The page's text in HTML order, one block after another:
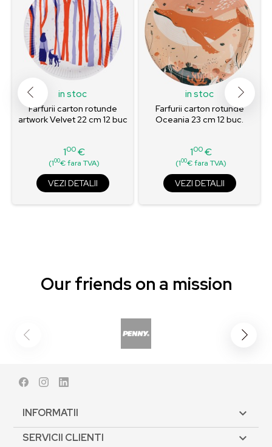
in stoc
Farfurii carton rotunde
artwork Velvet 22 cm 12 buc
Pret
100€
(100€ fara TVA)
VEZI DETALII
in stoc
Farfurii carton rotunde
Oceania 23 cm 12 buc.
Pret
100€
(100€ fara TVA)
VEZI DETALII
Our friends on a mission
FacebookInstagram
INFORMATII 
SERVICII CLIENTI 